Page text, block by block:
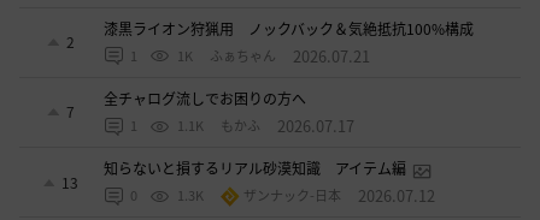
2
漆黒ライオン狩猟用 ノックバック＆気絶抵抗100%構成
1 1K ふぁちゃん 2026.07.21
7
全チャログ流しでお困りの方へ
1 1.1K もかふ 2026.07.17
13
知らないと損するリアル砂漠知識 アイテム編
0 1.3K ザンナック-日本 2026.07.12